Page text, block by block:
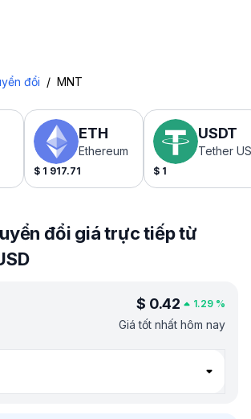
đổi / MNT
ETH
Ethereum
$ 1 917.71
USDT
Tether
$ 1
đổi giá trực tiếp từ
$ 0.42 1.29 %
Giá tốt nhất hôm nay